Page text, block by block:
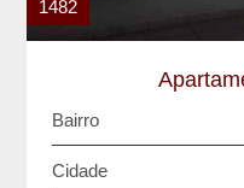
1482
Bairro
Cidade